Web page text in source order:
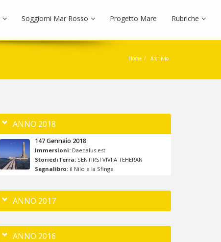
Soggiorni Mar Rosso Progetto Mare Rubriche
Home Archivio
ANNO 2018
147 Gennaio 2018
Immersioni: Daedalus est
StoriediTerra: SENTIRSI VIVI A TEHERAN
Segnalibro: il Nilo e la Sfinge
ANNO 2017
ANNO 2016